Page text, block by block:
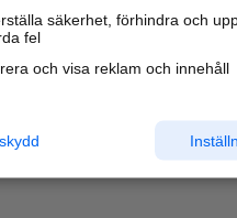
säkerhet, förhindra och
fel
och visa reklam och innehåll